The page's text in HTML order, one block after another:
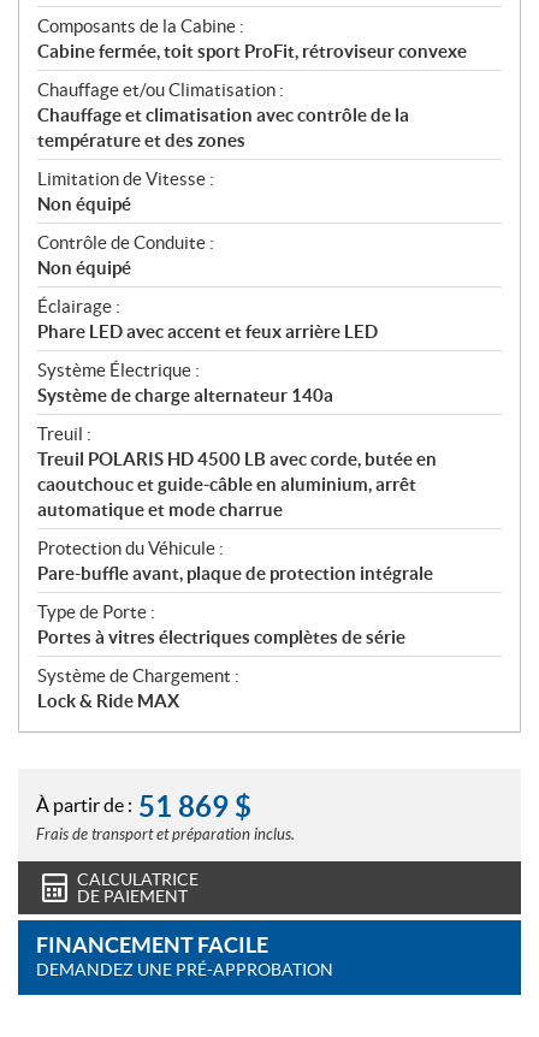
Composants de la Cabine :
Cabine fermée, toit sport ProFit, rétroviseur convexe
Chauffage et/ou Climatisation :
Chauffage et climatisation avec contrôle de la
température et des zones
Limitation de Vitesse :
Non équipé
Contrôle de Conduite :
Non équipé
Éclairage :
Phare LED avec accent et feux arrière LED
Système Électrique :
Système de charge alternateur 140a
Treuil :
Treuil POLARIS HD 4500 LB avec corde, butée en
caoutchouc et guide-câble en aluminium, arrêt
automatique et mode charrue
Protection du Véhicule :
Pare-buffle avant, plaque de protection intégrale
Type de Porte :
Portes à vitres électriques complètes de série
Système de Chargement :
Lock & Ride MAX
À partir de : 51 869 $
Frais de transport et préparation inclus.
CALCULATRICE
DE PAIEMENT
FINANCEMENT FACILE
DEMANDEZ UNE PRÉ-APPROBATION